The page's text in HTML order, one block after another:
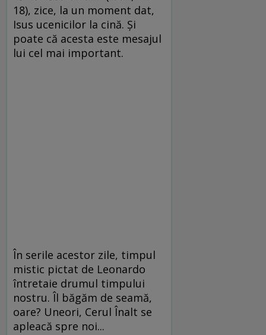
18), zice, la un moment dat,
Isus ucenicilor la cină. Și
poate că acesta este mesajul
lui cel mai important.
În serile acestor zile, timpul
mistic pictat de Leonardo
întretaie drumul timpului
nostru. Îl băgăm de seamă,
oare? Uneori, Cerul Înalt se
apleacă spre noi...